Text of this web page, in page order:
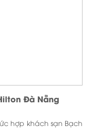
Đà Nẵng
hợp khách sạn Bạch